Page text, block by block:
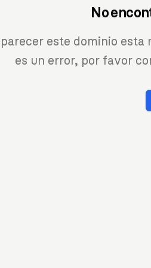
No
este dominio esta
es un error, por favor